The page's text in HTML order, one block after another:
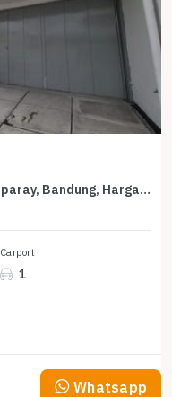
Sewa Rumah Favorit di Babakan Ciparay, Bandung, Harga Terjangkau
Carport
1
Whatsapp